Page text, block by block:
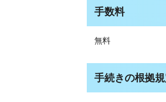
手数料
無料
手続きの根拠規